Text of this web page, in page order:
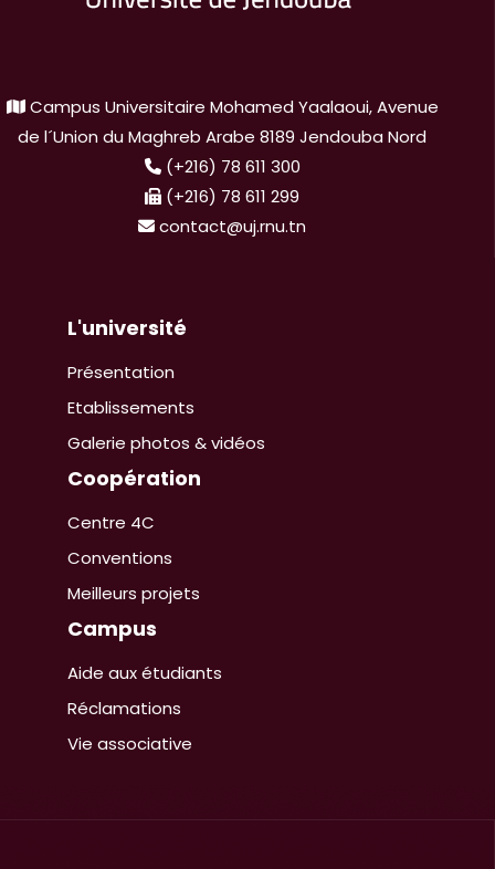
Campus Universitaire Mohamed Yaalaoui, Avenue
de l´Union du Maghreb Arabe 8189 Jendouba Nord
(+216) 78 611 300
(+216) 78 611 299
contact@uj.rnu.tn
L'université
Présentation
Etablissements
Galerie photos & vidéos
Coopération
Centre 4C
Conventions
Meilleurs projets
Campus
Aide aux étudiants
Réclamations
Vie associative